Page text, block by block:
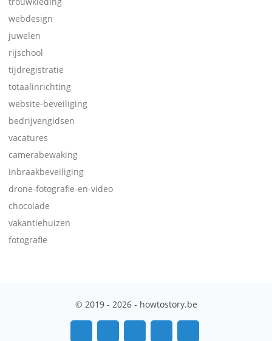
webdesign
juwelen
rijschool
tijdregistratie
totaalinrichting
website-beveiliging
bedrijvengidsen
vacatures
camerabewaking
inbraakbeveiliging
drone-fotografie-en-video
chocolade
vakantiehuizen
fotografie
© 2019 - 2026 - howtostory.be